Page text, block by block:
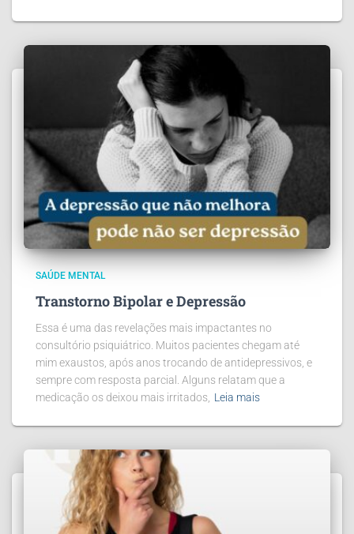
SAÚDE MENTAL
Transtorno Bipolar e Depressão
Essa é uma das revelações mais impactantes no
consultório psiquiátrico. Muitos pacientes chegam até
mim exaustos, após anos trocando de antidepressivos, e
sempre com resposta parcial. Alguns relatam que a
medicação os deixou mais irritados, Leia mais